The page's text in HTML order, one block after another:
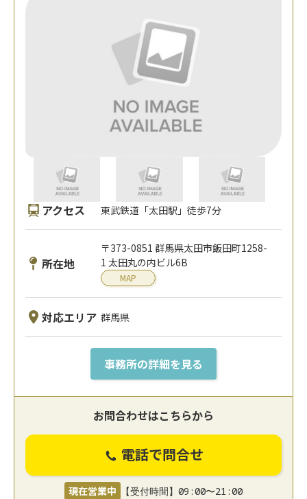
アクセス 東武鉄道「太田駅」徒歩7分
所在地
〒373-0851 群馬県太田市飯田町1258-
1 太田丸の内ビル6B
MAP
対応エリア 群馬県
事務所の詳細を見る
お問合わせはこちらから
電話で問合せ
現在営業中 【受付時間】09:00〜21:00